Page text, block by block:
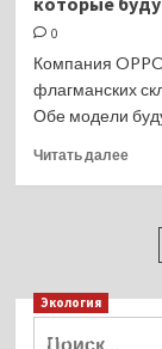
PRO
108E
на
0
Компания
флагманских
Обе модели
Читать далее
Экология
Для